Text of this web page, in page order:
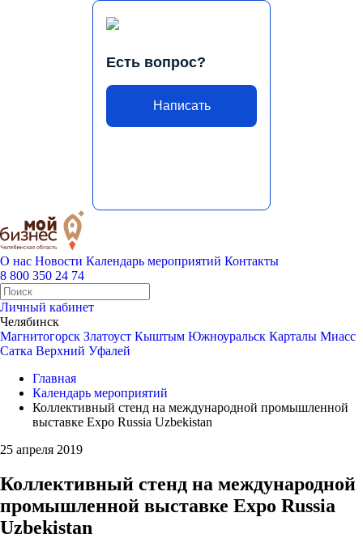
Есть вопрос?
Написать
О нас Новости Календарь мероприятий Контакты
8 800 350 24 74
Личный кабинет
Челябинск
Магнитогорск Златоуст Кыштым Южноуральск Карталы Миасс
Сатка Верхний Уфалей
Главная
Календарь мероприятий
Коллективный стенд на международной промышленной
выставке Expo Russia Uzbekistan
25 апреля 2019
Коллективный стенд на международной
промышленной выставке Expo Russia
Uzbekistan